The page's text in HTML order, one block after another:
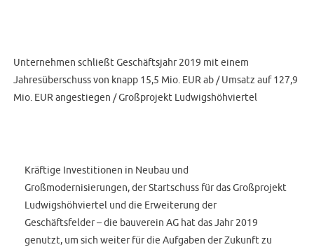
Unternehmen schließt Geschäftsjahr 2019 mit einem
Jahresüberschuss von knapp 15,5 Mio. EUR ab / Umsatz auf 127,9
Mio. EUR angestiegen / Großprojekt Ludwigshöhviertel
Kräftige Investitionen in Neubau und
Großmodernisierungen, der Startschuss für das Großprojekt
Ludwigshöhviertel und die Erweiterung der
Geschäftsfelder – die bauverein AG hat das Jahr 2019
genutzt, um sich weiter für die Aufgaben der Zukunft zu